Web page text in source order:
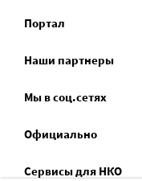
Портал
Наши партнеры
Мы в соц.сетях
Официально
Сервисы для НКО